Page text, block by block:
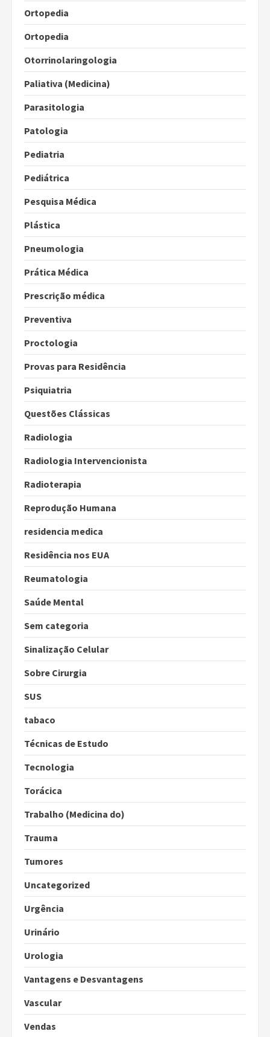
Ortopedia
Ortopedia
Otorrinolaringologia
Paliativa (Medicina)
Parasitologia
Patologia
Pediatria
Pediátrica
Pesquisa Médica
Plástica
Pneumologia
Prática Médica
Prescrição médica
Preventiva
Proctologia
Provas para Residência
Psiquiatria
Questões Clássicas
Radiologia
Radiologia Intervencionista
Radioterapia
Reprodução Humana
residencia medica
Residência nos EUA
Reumatologia
Saúde Mental
Sem categoria
Sinalização Celular
Sobre Cirurgia
SUS
tabaco
Técnicas de Estudo
Tecnologia
Torácica
Trabalho (Medicina do)
Trauma
Tumores
Uncategorized
Urgência
Urinário
Urologia
Vantagens e Desvantagens
Vascular
Vendas